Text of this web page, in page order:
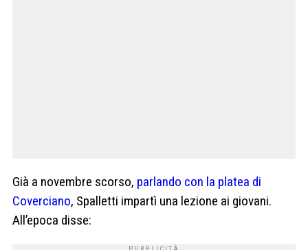
Già a novembre scorso, parlando con la platea di
Coverciano, Spalletti impartì una lezione ai giovani.
All’epoca disse: